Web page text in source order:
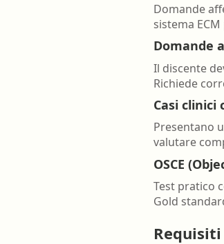
Domande
sistema
Domande
Il discente
Richiede
Casi clinici
Presentano
valutare
OSCE
Test pratico
Gold